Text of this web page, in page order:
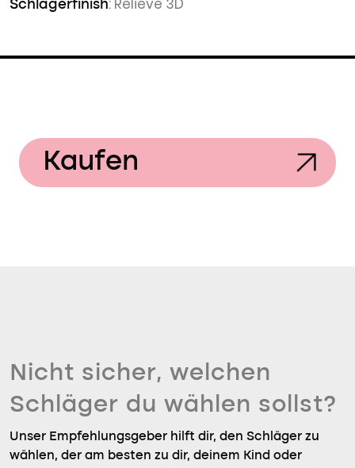
Schlägerfinish: Relieve 3D
Kaufen
Nicht sicher, welchen
Schläger du wählen sollst?
Unser Empfehlungsgeber hilft dir, den Schläger zu
wählen, der am besten zu dir, deinem Kind oder